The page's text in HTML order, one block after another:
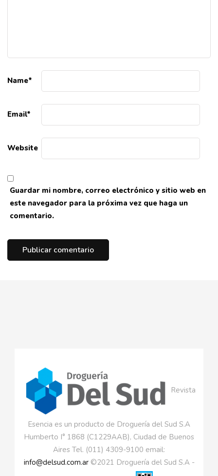
Name*
Email*
Website
Guardar mi nombre, correo electrónico y sitio web en
este navegador para la próxima vez que haga un
comentario.
Revista
Esencia es un producto de Droguería del Sud S.A
Humberto I° 1868 (C1229AAB), Ciudad de Buenos
Aires Tel. (011) 4309-9100 email:
info@delsud.com.ar©2021 Droguería del Sud S.A -